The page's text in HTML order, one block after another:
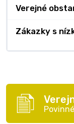
Verejné
Zákazky s